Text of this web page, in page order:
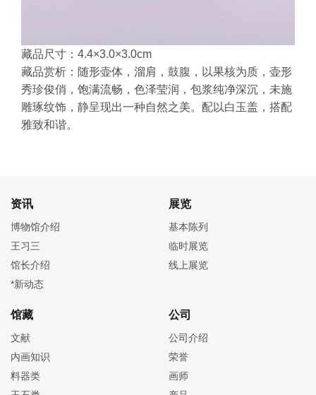
藏品尺寸：4.4×3.0×3.0cm
藏品赏析：随形壶体，溜肩，鼓腹，以果核为质，壶形
秀珍俊俏，饱满流畅，色泽莹润，包浆纯净深沉，未施
雕琢纹饰，静呈现出一种自然之美。配以白玉盖，搭配
雅致和谐。
资讯
博物馆介绍
王习三
馆长介绍
*新动态
展览
基本陈列
临时展览
线上展览
馆藏
文献
内画知识
料器类
公司
公司介绍
荣誉
画师